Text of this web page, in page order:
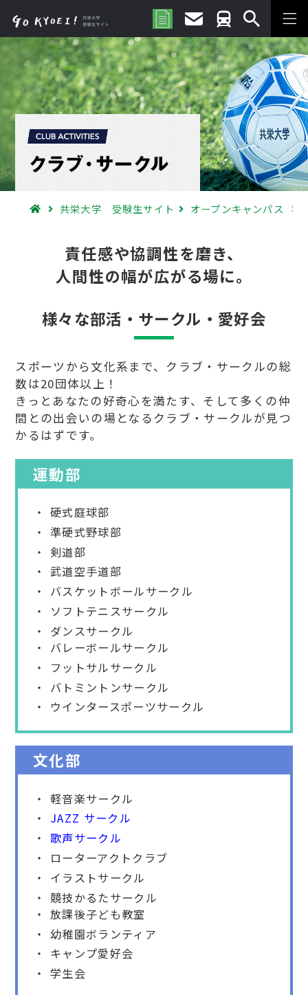
共栄大学 受験生サイト オープンキャンパス
責任感や協調性を磨き、
人間性の幅が広がる場に。
様々な部活・サークル・愛好会
スポーツから文化系まで、クラブ・サークルの総
数は20団体以上！
きっとあなたの好奇心を満たす、そして多くの仲
間との出会いの場となるクラブ・サークルが見つ
かるはずです。
運動部
硬式庭球部
準硬式野球部
剣道部
武道空手道部
バスケットボールサークル
ソフトテニスサークル
ダンスサークル
バレーボールサークル
フットサルサークル
バトミントンサークル
ウインタースポーツサークル
文化部
軽音楽サークル
JAZZ サークル
歌声サークル
ローターアクトクラブ
イラストサークル
競技かるたサークル
放課後子ども教室
幼稚園ボランティア
キャンプ愛好会
学生会